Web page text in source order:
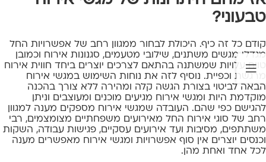
טבעוני?
קודם כל זה כיף. היכולת לבחור ממגוון רחב של אפשרויות החל
מגדלי מגשים משתנים, שילובי מטעמים, סגנונות אירוח וכמובן
טווח עלויות שמשתנה בהתאם לצרכים יוצרים ביחד חווית אירוח
מרגשת וכפיית. נוסיף לזה את נוחות השימוש במגשי אירוח
הבאה לביטוי בצורת הגשה קלה ומהירה ללא צורך בהכנה
מוקדמת היות ומגשי אירוח מגיעים מוכנים ומעוצבים וניתן
להגישם כפי שהם. העובדה שמגשי אירוח מספקים מענה למגוון
רחב של סוגי אירוח החל מאירועים משפחתיים מצומצמים, רבי
משתתפים, מסיבות ועד אירועים עסקיים, פגישות עבודה, השקות
וכנסים יוצרים אין סוף אפשרויות ומגשי אירוח מאפשרים מענה
לכל אחד ואחת מהן.